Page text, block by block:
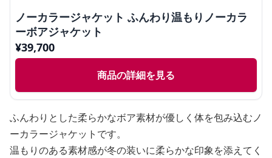
ノーカラージャケット ふんわり温もりノーカラ
ーボアジャケット
¥39,700
商品の詳細を見る
ふんわりとした柔らかなボア素材が優しく体を包み込むノ
ーカラージャケットです。
温もりのある素材感が冬の装いに柔らかな印象を添えてく